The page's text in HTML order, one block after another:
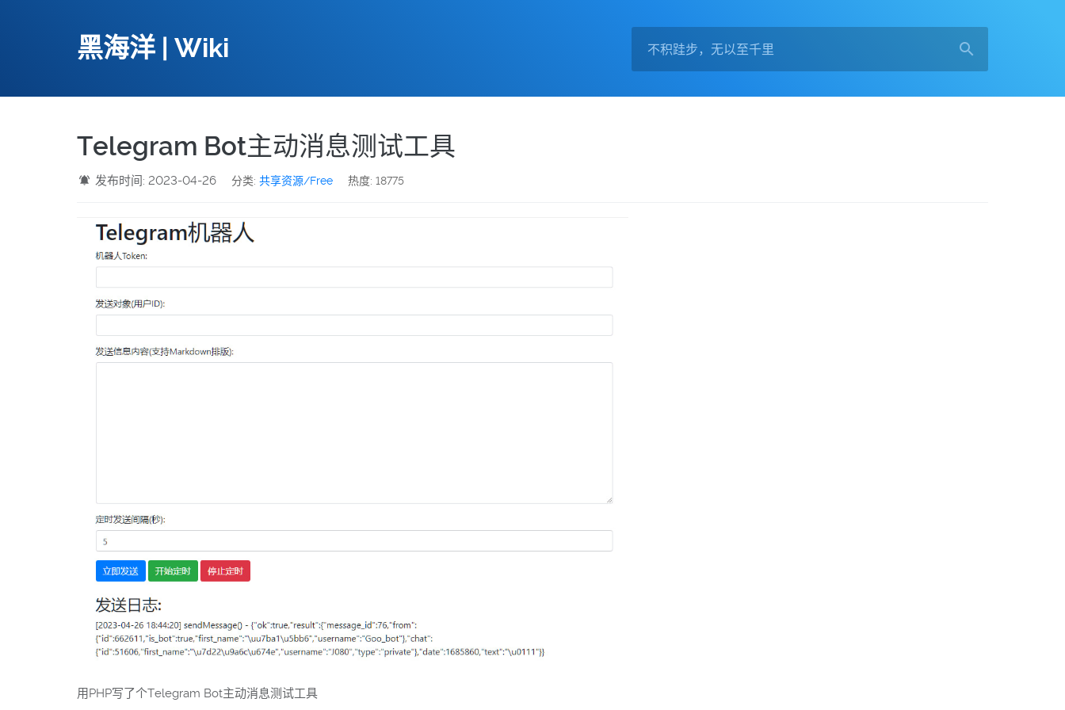
黑海洋 | Wiki
Telegram Bot主动消息测试工具
发布时间: 2023-04-26 分类:共享资源/Free 热度: 18775
用PHP写了个Telegram Bot主动消息测试工具